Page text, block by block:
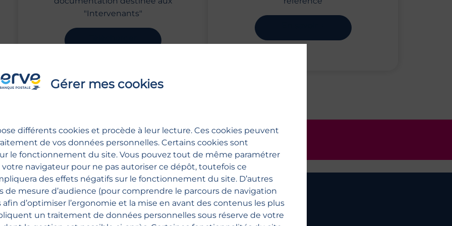
"Intervenants"
à vos questions
GUIDES D'UTILISATION
Toute notre documentation
sommes-nous ? Espace presse
Gérer mes cookies
différents cookies et procède à leur lecture. Ces cookies peuvent
de vos données personnelles. Certains cookies sont
le fonctionnement du site. Vous pouvez tout de même paramétrer
votre navigateur pour ne pas autoriser ce dépôt, toutefois ce
des effets négatifs sur le fonctionnement du site. D’autres
de mesure d’audience (pour comprendre le parcours de navigation
d’optimiser l’ergonomie et la mise en avant des contenus les plus
un traitement de données personnelles sous réserve de votre